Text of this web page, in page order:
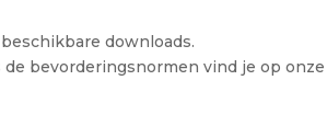
downloads.
bevorderingsnormen vind je op